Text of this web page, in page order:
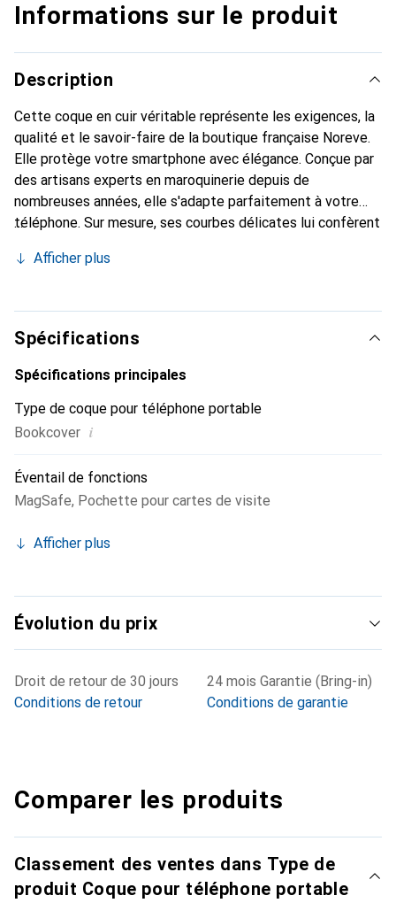
Informations sur le produit
Description
Cette coque en cuir véritable représente les exigences, la
qualité et le savoir-faire de la boutique française Noreve.
Elle protège votre smartphone avec élégance. Conçue par
des artisans experts en maroquinerie depuis de
nombreuses années, elle s'adapte parfaitement à votre
téléphone. Sur mesure, ses courbes délicates lui confèrent
et indispensable de votre smartphone. Reconnaissable à
marque Noreve est un choix sûr pour une clientèle
exigeante.
Afficher plus
Spécifications
Spécifications principales
Type de coque pour téléphone portable
Bookcover i
Éventail de fonctions
MagSafe, Pochette pour cartes de visite
Afficher plus
Évolution du prix
Droit de retour de 30 jours
Conditions de retour
24 mois Garantie (Bring-in)
Conditions de garantie
Comparer les produits
Classement des ventes dans Type de
produit Coque pour téléphone portable